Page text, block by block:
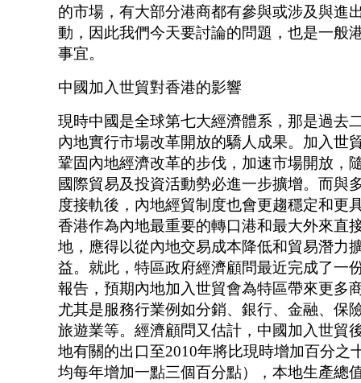
的市場，有大部分港商都有參與或涉及與進
動，因此我們今天要討論的問題，也是一般
事宜。
中國加入世貿對香港的影響
現時中國是全球第七大經濟體系，那是過去
內地實行市場改革開放的驕人成果。加入世
鞏固內地經濟改革的步伐，加速市場開放，
國際貿易及投資活動勢必進一步擴增。而與
度接軌後，內地經貿制度也會更趨穩定和更
香港作為內地最重要的轉口港和最大外來直
地，應得以從內地交易成本降低和貿易潛力
益。就此，特區政府經濟顧問最近完成了一
報告，預期內地加入世貿會為特區帶來更多
尤其是服務行業例如分銷、銀行、金融、保
旅遊業等。經濟顧問又估計，中國加入世貿
地有關的出口至2010年將比現時增加百分之
均每年增加一點三個百分點），本地生產總